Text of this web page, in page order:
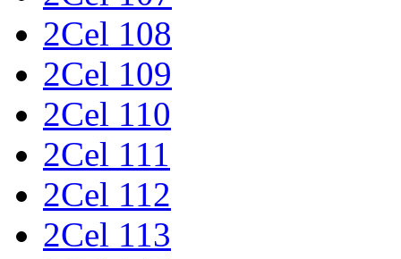
2Cel 108
2Cel 109
2Cel 110
2Cel 111
2Cel 112
2Cel 113